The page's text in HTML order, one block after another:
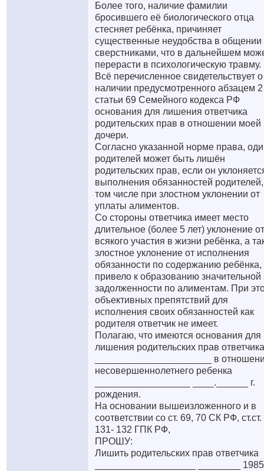
Более того, наличие фамилии
бросившего её биологического отца
стесняет ребёнка, причиняет
существенные неудобства в общении
сверстниками, что в дальнейшем
перерасти в психологическую травму.
Всё перечисленное свидетельствует о
наличии предусмотренного абзацем 2
статьи 69 Семейного кодекса РФ
основания для лишения ответчика
родительских прав в отношении моей
дочери.
Согласно указанной норме права,
родителей может быть лишён
родительских прав, если он
выполнения обязанностей
том числе при злостном уклонении от
уплаты алиментов.
Со стороны ответчика имеет место
длительное (более 5 лет) уклонение от
всякого участия в жизни ребёнка, а
злостное уклонение от исполнения
обязанности по содержанию ребёнка,
привело к образованию значительной
задолженности по алиментам. При
объективных препятствий для
исполнения своих обязанностей как
родителя ответчик не имеет.
Полагаю, что имеются основания для
лишения родительских прав ответчика
______________________ в
несовершеннолетнего ребенка
__________________ ____.______ г.
рождения.
На основании вышеизложенного и в
соответствии со ст. 69, 70 СК РФ, ст.ст.
131- 132 ГПК РФ,
ПРОШУ:
Лишить родительских прав ответчика
___________________ ________ 1985